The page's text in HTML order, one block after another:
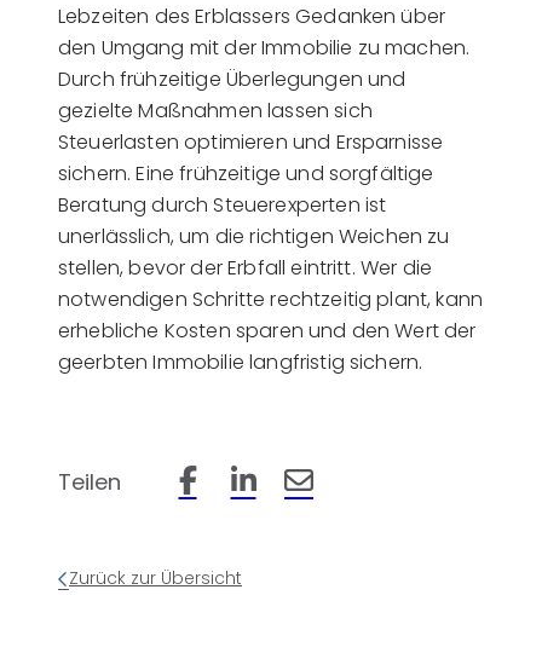
Lebzeiten des Erblassers Gedanken über
den Umgang mit der Immobilie zu machen.
Durch frühzeitige Überlegungen und
gezielte Maßnahmen lassen sich
Steuerlasten optimieren und Ersparnisse
sichern. Eine frühzeitige und sorgfältige
Beratung durch Steuerexperten ist
unerlässlich, um die richtigen Weichen zu
stellen, bevor der Erbfall eintritt. Wer die
notwendigen Schritte rechtzeitig plant, kann
erhebliche Kosten sparen und den Wert der
geerbten Immobilie langfristig sichern.
Teilen Beitrag auf Facebook teilen
Beitrag auf LinkedIn teilen
Beitrag per Email teilen
Zurück zur Übersicht